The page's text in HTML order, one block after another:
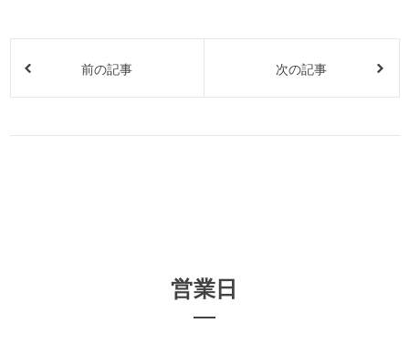
前の記事 次の記事
営業日